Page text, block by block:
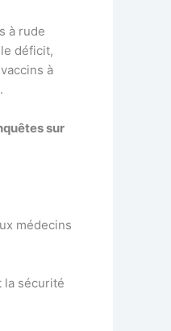
à rude
déficit,
à
sur
médecins
la sécurité